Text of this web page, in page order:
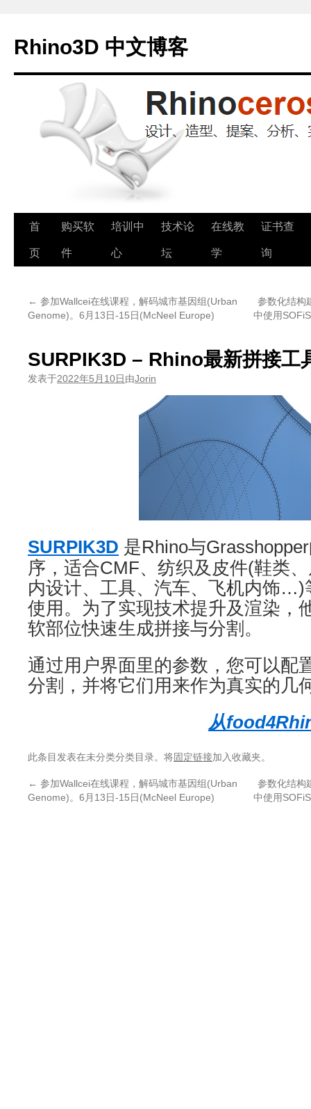
Rhino3D 中文博客
跳
至
首
页
购买软
件
培训中
心
技术论
坛
在线教
学
证书查
询
← 参加Wallcei在线课程，解码城市基因组(Urban
Genome)。6月13日-15日(McNeel Europe)
参数化结构
中使用
SURPIK3D – Rhino最新拼接工
发表于2022年5月10日由Jorin
SURPIK3D 是Rhino与
序，适合CMF、纺织及皮件(鞋类
内设计、工具、汽车、飞机内饰…)
使用。为了实现技术提升及渲染，
软部位快速生成拼接与分割。
通过用户界面里的参数，您可以配
分割，并将它们用来作为真实的几
从
此条目发表在未分类分类目录。将固定链接加入收藏夹。
← 参加Wallcei在线课程，解码城市基因组(Urban
Genome)。6月13日-15日(McNeel Europe)
参数化结构
中使用